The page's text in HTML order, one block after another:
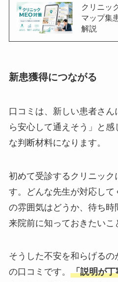
クリニッ
マップ集
解説
新患獲得につながる
口コミは、新しい患者さ
ら安心して通えそう」と感
な判断材料になります。
初めて受診するクリニッ
す。どんな先生が対応して
の雰囲気はどうか、待ち時
来院前に知っておきたいこ
そうした不安を和らげるの
の口コミです。 「説明が